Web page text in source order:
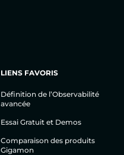
LIENS FAVORIS
Définition de l’Observabilité
avancée
Essai Gratuit et Demos
Comparaison des produits
Gigamon